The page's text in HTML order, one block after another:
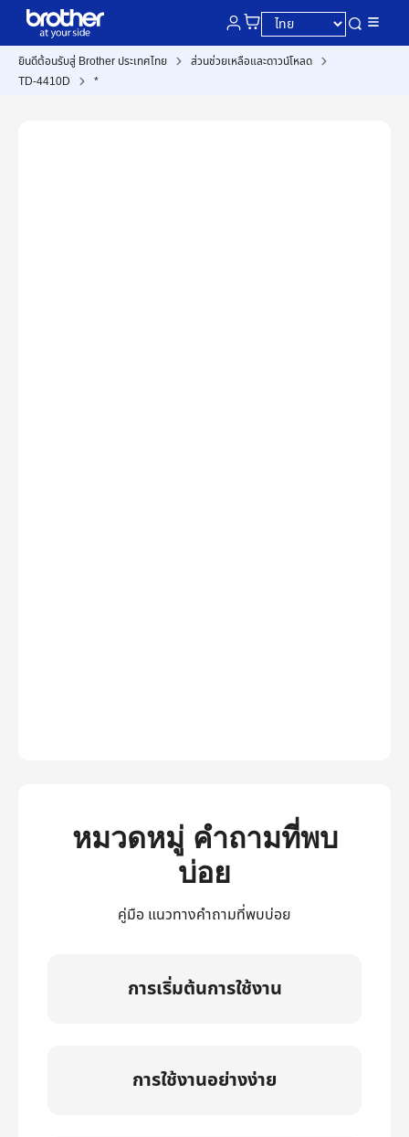
ยินดีต้อนรับสู่ Brother ประเทศไทย
ส่วนช่วยเหลือและดาวน์โหลด
TD-4410D
*
หมวดหมู่ คำถามที่พบ
บ่อย
คู่มือ แนวทางคำถามที่พบบ่อย
การเริ่มต้นการใช้งาน
การใช้งานอย่างง่าย